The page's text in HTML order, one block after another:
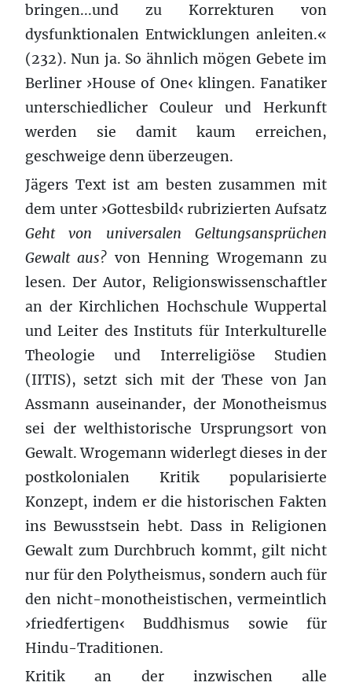
bringen...und zu Korrekturen von
dysfunktionalen Entwicklungen anleiten.«
(232). Nun ja. So ähnlich mögen Gebete im
Berliner ›House of One‹ klingen. Fanatiker
unterschiedlicher Couleur und Herkunft
werden sie damit kaum erreichen,
geschweige denn überzeugen.
Jägers Text ist am besten zusammen mit
dem unter ›Gottesbild‹ rubrizierten Aufsatz
Geht von universalen Geltungsansprüchen
Gewalt aus? von Henning Wrogemann zu
lesen. Der Autor, Religionswissenschaftler
an der Kirchlichen Hochschule Wuppertal
und Leiter des Instituts für Interkulturelle
Theologie und Interreligiöse Studien
(IITIS), setzt sich mit der These von Jan
Assmann auseinander, der Monotheismus
sei der welthistorische Ursprungsort von
Gewalt. Wrogemann widerlegt dieses in der
postkolonialen Kritik popularisierte
Konzept, indem er die historischen Fakten
ins Bewusstsein hebt. Dass in Religionen
Gewalt zum Durchbruch kommt, gilt nicht
nur für den Polytheismus, sondern auch für
den nicht-monotheistischen, vermeintlich
›friedfertigen‹ Buddhismus sowie für
Hindu-Traditionen.
Kritik an der inzwischen alle